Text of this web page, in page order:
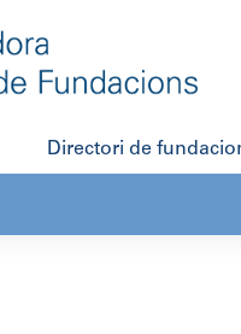
Directori de